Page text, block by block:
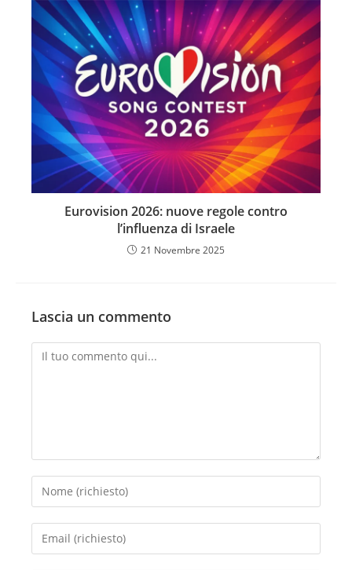
Eurovision 2026: nuove regole contro
l’influenza di Israele
21 Novembre 2025
Lascia un commento